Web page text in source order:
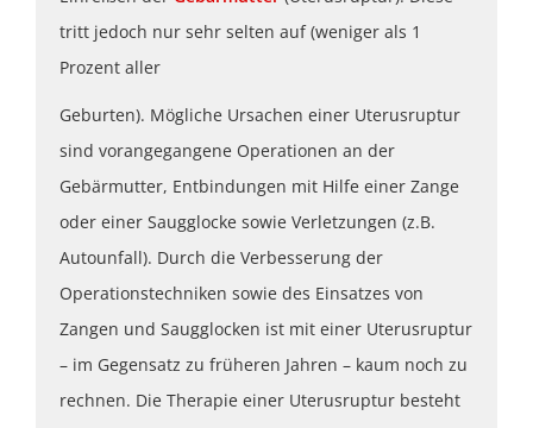
tritt jedoch nur sehr selten auf (weniger als 1
Prozent aller
Geburten). Mögliche Ursachen einer Uterusruptur
sind vorangegangene Operationen an der
Gebärmutter, Entbindungen mit Hilfe einer Zange
oder einer Saugglocke sowie Verletzungen (z.B.
Autounfall). Durch die Verbesserung der
Operationstechniken sowie des Einsatzes von
Zangen und Saugglocken ist mit einer Uterusruptur
– im Gegensatz zu früheren Jahren – kaum noch zu
rechnen. Die Therapie einer Uterusruptur besteht